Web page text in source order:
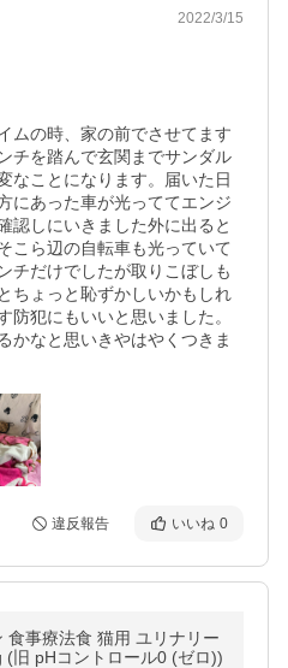
2022/3/15
ムの時、家の前でさせてます
チを踏んで玄関までサンダル
なことになります。届いた日
にあった車が光っててエンジ
認しにいきました外に出ると
こら辺の自転車も光っていて
チだけでしたが取りこぼしも
ちょっと恥ずかしいかもしれ
防犯にもいいと思いました。
かなと思いきやはやくつきま
違反報告 いいね 0
食事療法食 猫用 ユリナリー
(旧 pHコントロール0 (ゼロ))